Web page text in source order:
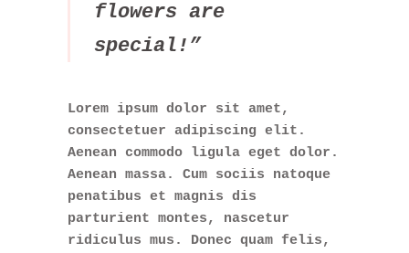
flowers are
special!”
Lorem ipsum dolor sit amet,
consectetuer adipiscing elit.
Aenean commodo ligula eget dolor.
Aenean massa. Cum sociis natoque
penatibus et magnis dis
parturient montes, nascetur
ridiculus mus. Donec quam felis,